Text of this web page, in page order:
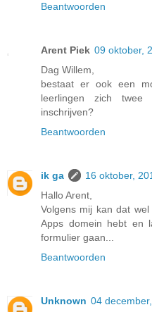
Beantwoorden
Arent Piek 09 oktober,
Dag Willem,
bestaat er ook een
leerlingen zich twee
inschrijven?
Beantwoorden
ik ga
16 oktober,
Hallo Arent,
Volgens mij kan dat
Apps domein hebt en
formulier gaan...
Beantwoorden
Unknown 04